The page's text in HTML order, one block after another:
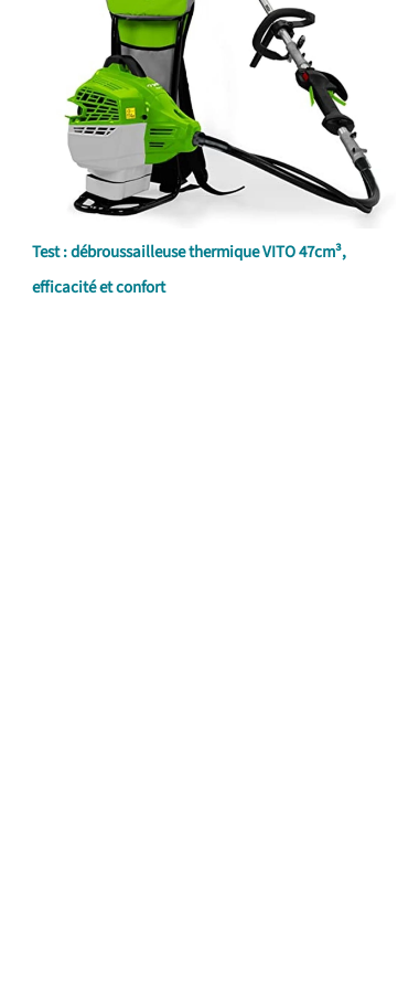
Test : débroussailleuse thermique VITO 47cm³,
efficacité et confort